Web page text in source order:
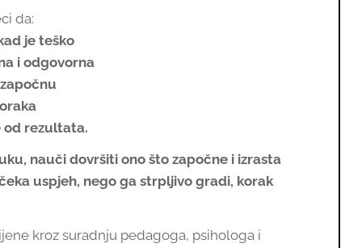
da:
je teško
i odgovorna
od rezultata.
nauči dovršiti ono što započne i izrasta
uspjeh, nego ga strpljivo gradi, korak
kroz suradnju pedagoga, psihologa i